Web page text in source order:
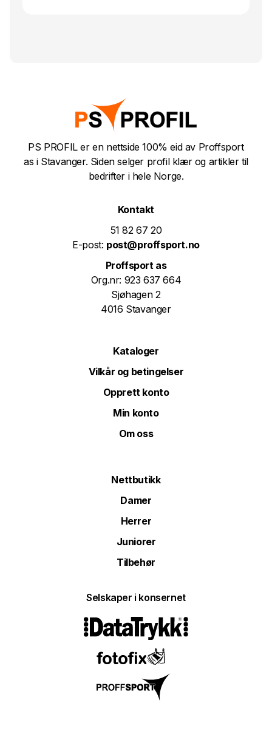
PS PROFIL er en nettside 100% eid av Proffsport
as i Stavanger. Siden selger profil klær og artikler til
bedrifter i hele Norge.
Kontakt
51 82 67 20
E-post: post@proffsport.no
Proffsport as
Org.nr: 923 637 664
Sjøhagen 2
4016 Stavanger
Kataloger
Vilkår og betingelser
Opprett konto
Min konto
Om oss
Nettbutikk
Damer
Herrer
Juniorer
Tilbehør
Selskaper i konsernet